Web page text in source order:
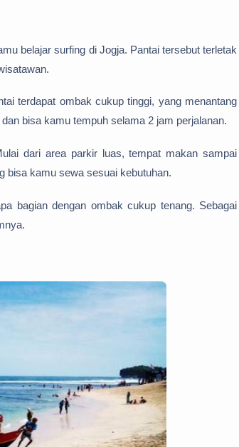
belajar surfing di Jogja. Pantai tersebut terletak
terdapat ombak cukup tinggi, yang menantang
bisa kamu tempuh selama 2 jam perjalanan.
dari area parkir luas, tempat makan sampai
bisa kamu sewa sesuai kebutuhan.
bagian dengan ombak cukup tenang. Sebagai